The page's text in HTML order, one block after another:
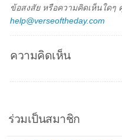
ข้อสงสัย หรือความคิดเห็นใด
help@verseoftheday.com
ความคิดเห็น
ร่วมเป็นสมาชิก